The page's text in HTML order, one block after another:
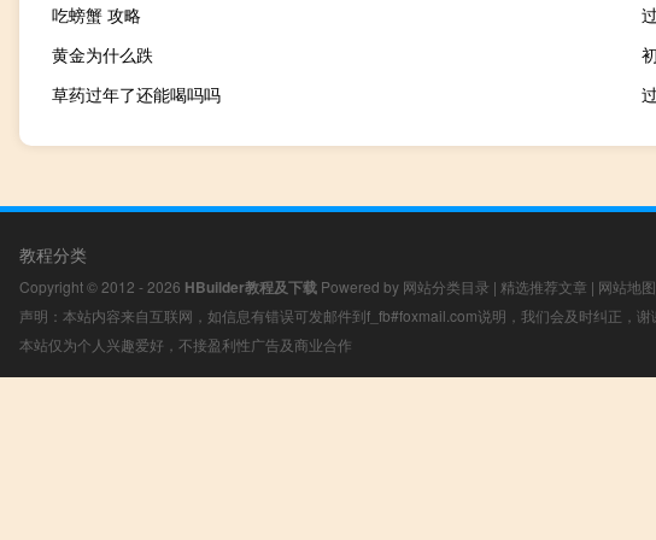
吃螃蟹 攻略
黄金为什么跌
草药过年了还能喝吗吗
教程分类
Copyright © 2012 - 2026 HBuilder教程及下载 Powered by 网站分类目录 | 精选推荐文章 | 网站地图
声明：本站内容来自互联网，如信息有错误可发邮件到f_fb#foxmail.com说明，我们会及时纠正，谢
本站仅为个人兴趣爱好，不接盈利性广告及商业合作